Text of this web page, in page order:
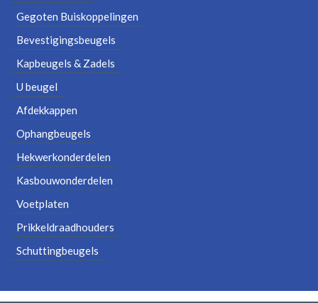
Gegoten Buiskoppelingen
Bevestigingsbeugels
Kapbeugels & Zadels
U beugel
Afdekkappen
Ophangbeugels
Hekwerkonderdelen
Kasbouwonderdelen
Voetplaten
Prikkeldraadhouders
Schuttingbeugels